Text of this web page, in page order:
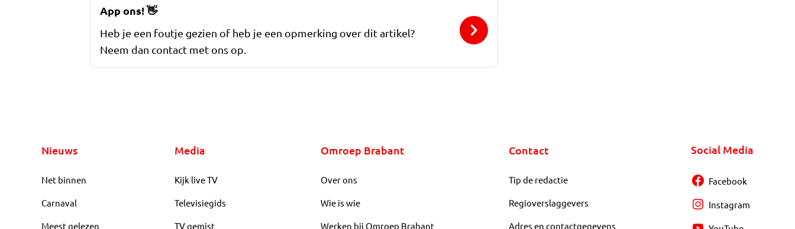
App ons!👋
Heb je een foutje gezien of heb je een opmerking over dit artikel?
Neem dan contact met ons op.
Nieuws
Net binnen
Carnaval
Meest gelezen
Media
Kijk live TV
Televisiegids
TV gemist
Omroep Brabant
Over ons
Wie is wie
Werken bij Omroep Brabant
Contact
Tip de redactie
Regioverslaggevers
Adres en contactgegevens
Social Media
Facebook
Instagram